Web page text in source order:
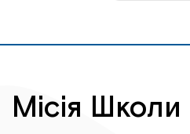
Місія Школи